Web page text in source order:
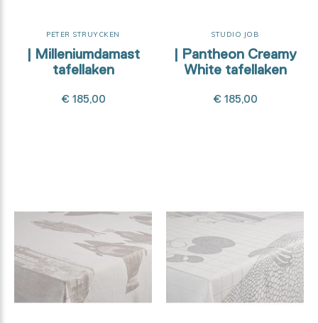
PETER STRUYCKEN
| Milleniumdamast
tafellaken
€ 185,00
STUDIO JOB
| Pantheon Creamy
White tafellaken
€ 185,00